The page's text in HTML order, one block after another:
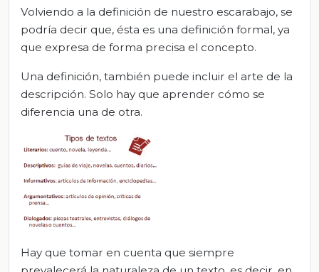
Volviendo a la definición de nuestro escarabajo, se
podría decir que, ésta es una definición formal, ya
que expresa de forma precisa el concepto.
Una definición, también puede incluir el arte de la
descripción. Solo hay que aprender cómo se
diferencia una de otra.
Hay que tomar en cuenta que siempre